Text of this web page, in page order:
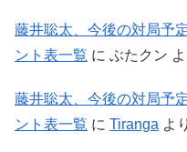
藤井聡太、今後の対局予
ント表一覧 に ぶたクン
藤井聡太、今後の対局予
ント表一覧 に Tiranga より